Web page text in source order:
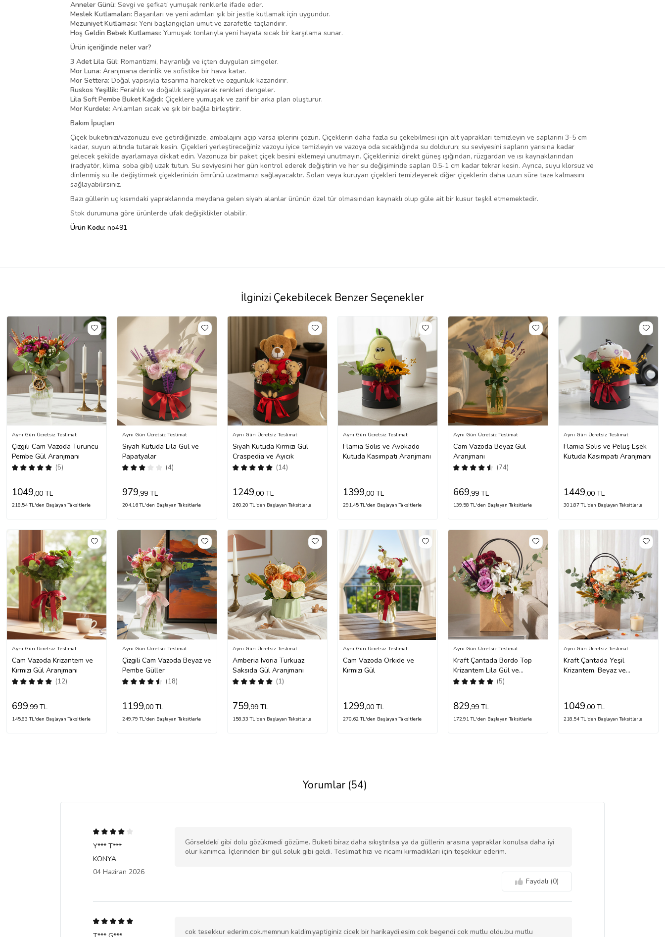
Anneler Günü: Sevgi ve şefkati yumuşak renklerle ifade eder.
Meslek Kutlamaları: Başarıları ve yeni adımları şık bir jestle kutlamak için uygundur.
Mezuniyet Kutlaması: Yeni başlangıçları umut ve zarafetle taçlandırır.
Hoş Geldin Bebek Kutlaması: Yumuşak tonlarıyla yeni hayata sıcak bir karşılama sunar.
Ürün içeriğinde neler var?
3 Adet Lila Gül: Romantizmi, hayranlığı ve içten duyguları simgeler.
Mor Luna: Aranjmana derinlik ve sofistike bir hava katar.
Mor Settera: Doğal yapısıyla tasarıma hareket ve özgünlük kazandırır.
Ruskos Yeşillik: Ferahlık ve doğallık sağlayarak renkleri dengeler.
Lila Soft Pembe Buket Kağıdı: Çiçeklere yumuşak ve zarif bir arka plan oluşturur.
Mor Kurdele: Anlamları sıcak ve şık bir bağla birleştirir.
Bakım İpuçları
Çiçek buketinizi/vazonuzu eve getirdiğinizde, ambalajını açıp varsa iplerini çözün. Çiçeklerin daha fazla su çekebilmesi için alt yaprakları temizleyin ve saplarını 3-5 cm
kadar, suyun altında tutarak kesin. Çiçekleri yerleştireceğiniz vazoyu iyice temizleyin ve vazoya oda sıcaklığında su doldurun; su seviyesini sapların yarısına kadar
gelecek şekilde ayarlamaya dikkat edin. Vazonuza bir paket çiçek besini eklemeyi unutmayın. Çiçeklerinizi direkt güneş ışığından, rüzgardan ve ısı kaynaklarından
(radyatör, klima, soba gibi) uzak tutun. Su seviyesini her gün kontrol ederek değiştirin ve her su değişiminde sapları 0.5-1 cm kadar tekrar kesin. Ayrıca, suyu klorsuz ve
dinlenmiş su ile değiştirmek çiçeklerinizin ömrünü uzatmanızı sağlayacaktır. Solan veya kuruyan çiçekleri temizleyerek diğer çiçeklerin daha uzun süre taze kalmasını
sağlayabilirsiniz.
Bazı güllerin uç kısımdaki yapraklarında meydana gelen siyah alanlar ürünün özel tür olmasından kaynaklı olup güle ait bir kusur teşkil etmemektedir.
Stok durumuna göre ürünlerde ufak değişiklikler olabilir.
Ürün Kodu: no491
İlginizi Çekebilecek Benzer Seçenekler
Çizgili Cam Vazoda Turuncu
Pembe Gül Aranjmanı
(5)
Aynı Gün Ücretsiz Teslimat
1049,00 TL
218,54 TL'den Başlayan Taksitlerle
Siyah Kutuda Lila Gül ve
Papatyalar
(4)
Aynı Gün Ücretsiz Teslimat
979,99 TL
204,16 TL'den Başlayan Taksitlerle
Siyah Kutuda Kırmızı Gül
Craspedia ve Ayıcık
(14)
Aynı Gün Ücretsiz Teslimat
1249,00 TL
260,20 TL'den Başlayan Taksitlerle
Flamia Solis ve Avokado
Kutuda Kasımpatı Aranjmanı
Aynı Gün Ücretsiz Teslimat
1399,00 TL
291,45 TL'den Başlayan Taksitlerle
Cam Vazoda Beyaz Gül
Aranjmanı
(74)
Aynı Gün Ücretsiz Teslimat
669,99 TL
139,58 TL'den Başlayan Taksitlerle
Flamia Solis ve Peluş Eşek
Kutuda Kasımpatı Aranjmanı
Aynı Gün Ücretsiz Teslimat
1449,00 TL
301,87 TL'den Başlayan Taksitlerle
Cam Vazoda Krizantem ve
Kırmızı Gül Aranjmanı
(12)
Aynı Gün Ücretsiz Teslimat
699,99 TL
145,83 TL'den Başlayan Taksitlerle
Çizgili Cam Vazoda Beyaz ve
Pembe Güller
(18)
Aynı Gün Ücretsiz Teslimat
1199,00 TL
249,79 TL'den Başlayan Taksitlerle
Amberia Ivoria Turkuaz
Saksıda Gül Aranjmanı
(1)
Aynı Gün Ücretsiz Teslimat
759,99 TL
158,33 TL'den Başlayan Taksitlerle
Cam Vazoda Orkide ve
Kırmızı Gül
Aynı Gün Ücretsiz Teslimat
1299,00 TL
270,62 TL'den Başlayan Taksitlerle
Kraft Çantada Bordo Top
Krizantem Lila Gül ve
Papatya
(5)
Aynı Gün Ücretsiz Teslimat
829,99 TL
172,91 TL'den Başlayan Taksitlerle
Kraft Çantada Yeşil
Krizantem, Beyaz ve
Aynı Gün Ücretsiz Teslimat
1049,00 TL
218,54 TL'den Başlayan Taksitlerle
Yorumlar (54)
Y*** T***
KONYA
04 Haziran 2026
Görseldeki gibi dolu gözükmedi gözüme. Buketi biraz daha sıkıştırılsa ya da güllerin arasına yapraklar konulsa daha iyi
olur kanımca. İçlerinden bir gül soluk gibi geldi. Teslimat hızı ve ricamı kırmadıkları için teşekkür ederim.
Faydalı (0)
cok tesekkur ederim.cok.memnun kaldim.yaptiginiz cicek bir harikaydi.esim cok begendi cok mutlu oldu.bu mutlu